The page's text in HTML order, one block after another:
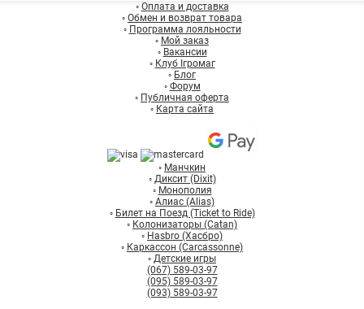
◦ Оплата и доставка
◦ Обмен и возврат товара
◦ Программа лояльности
◦ Мой заказ
◦ Вакансии
◦ Клуб Ігромаг
◦ Блог
◦ Форум
◦ Публичная оферта
◦ Карта сайта
◦ Манчкин
◦ Диксит (Dixit)
◦ Монополия
◦ Алиас (Alias)
◦ Билет на Поезд (Ticket to Ride)
◦ Колонизаторы (Catan)
◦ Hasbro (Хасбро)
◦ Каркассон (Carcassonne)
◦ Детские игры
(067) 589-03-97
(095) 589-03-97
(093) 589-03-97